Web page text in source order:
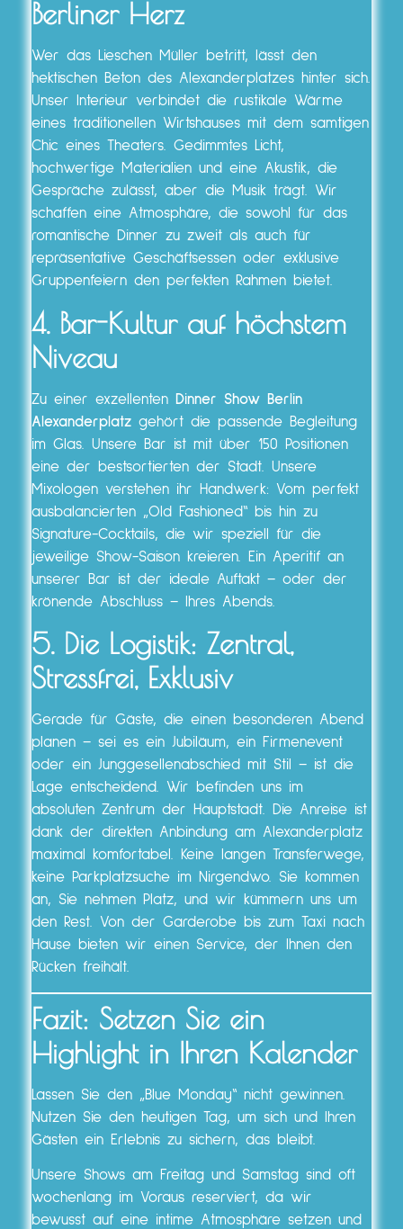
Berliner Herz
Wer das Lieschen Müller betritt, lässt den
hektischen Beton des Alexanderplatzes hinter sich.
Unser Interieur verbindet die rustikale Wärme
eines traditionellen Wirtshauses mit dem samtigen
Chic eines Theaters. Gedimmtes Licht,
hochwertige Materialien und eine Akustik, die
Gespräche zulässt, aber die Musik trägt. Wir
schaffen eine Atmosphäre, die sowohl für das
romantische Dinner zu zweit als auch für
repräsentative Geschäftsessen oder exklusive
Gruppenfeiern den perfekten Rahmen bietet.
4. Bar-Kultur auf höchstem
Niveau
Zu einer exzellenten Dinner Show Berlin
Alexanderplatz gehört die passende Begleitung
im Glas. Unsere Bar ist mit über 150 Positionen
eine der bestsortierten der Stadt. Unsere
Mixologen verstehen ihr Handwerk: Vom perfekt
ausbalancierten „Old Fashioned“ bis hin zu
Signature-Cocktails, die wir speziell für die
jeweilige Show-Saison kreieren. Ein Aperitif an
unserer Bar ist der ideale Auftakt – oder der
krönende Abschluss – Ihres Abends.
5. Die Logistik: Zentral,
Stressfrei, Exklusiv
Gerade für Gäste, die einen besonderen Abend
planen – sei es ein Jubiläum, ein Firmenevent
oder ein Junggesellenabschied mit Stil – ist die
Lage entscheidend. Wir befinden uns im
absoluten Zentrum der Hauptstadt. Die Anreise ist
dank der direkten Anbindung am Alexanderplatz
maximal komfortabel. Keine langen Transferwege,
keine Parkplatzsuche im Nirgendwo. Sie kommen
an, Sie nehmen Platz, und wir kümmern uns um
den Rest. Von der Garderobe bis zum Taxi nach
Hause bieten wir einen Service, der Ihnen den
Rücken freihält.
Fazit: Setzen Sie ein
Highlight in Ihren Kalender
Lassen Sie den „Blue Monday“ nicht gewinnen.
Nutzen Sie den heutigen Tag, um sich und Ihren
Gästen ein Erlebnis zu sichern, das bleibt.
Unsere Shows am Freitag und Samstag sind oft
wochenlang im Voraus reserviert, da wir
bewusst auf eine intime Atmosphäre setzen und